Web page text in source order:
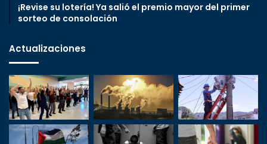
¡Revise su lotería! Ya salió el premio mayor del primer
sorteo de consolación
Actualizaciones